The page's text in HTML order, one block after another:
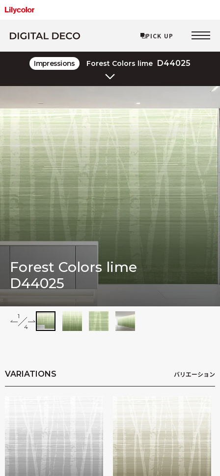
PICK UP
PICK UP
Layered Line
可能性アートプロジェクト
Impressions Forest Colors lime D44025
Forest Colors lime
D44025
1
2 4
VARIATIONS バリエーション